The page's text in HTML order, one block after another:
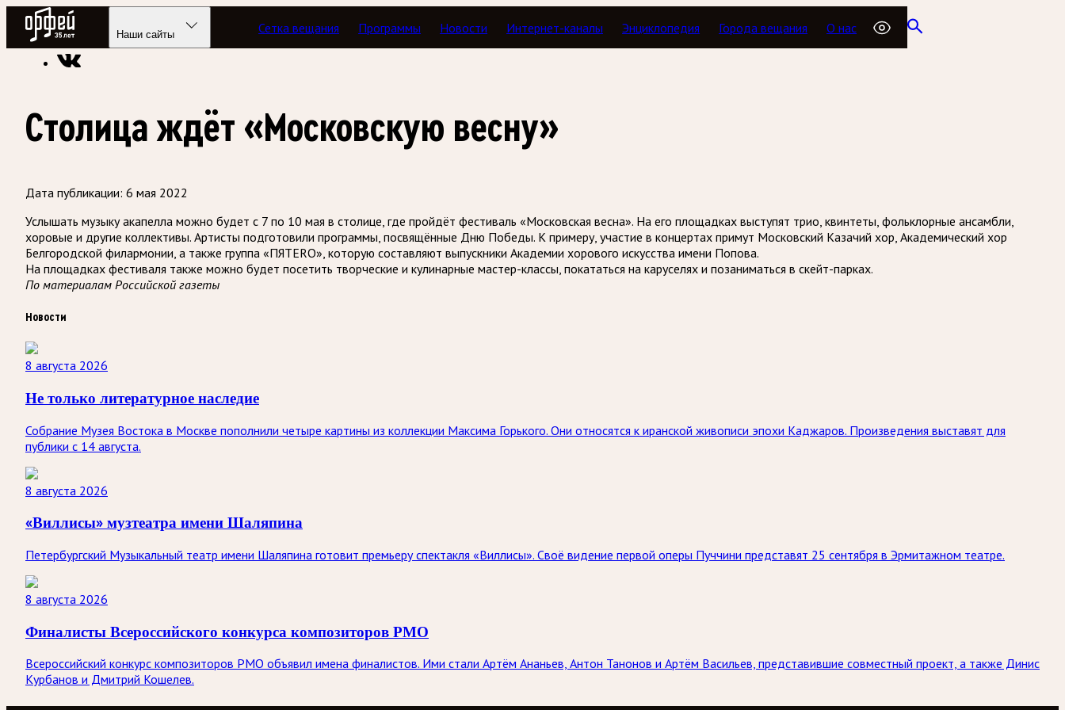
Радио Орфей
Наши сайты Сетка вещания Программы Новости Интернет-каналы Энциклопедия Города вещания О нас
Радио классической музыки «Орфей» Новости
Столица ждёт «Московскую весну»
Дата публикации: 6 мая 2022
Услышать музыку акапелла можно будет с 7 по 10 мая в столице, где пройдёт фестиваль «Московская весна». На его площадках выступят трио, квинтеты, фольклорные ансамбли,
хоровые и другие коллективы. Артисты подготовили программы, посвящённые Дню Победы. К примеру, участие в концертах примут Московский Казачий хор, Академический хор
Белгородской филармонии, а также группа «ПЯТЕRО», которую составляют выпускники Академии хорового искусства имени Попова.
На площадках фестиваля также можно будет посетить творческие и кулинарные мастер-классы, покататься на каруселях и позаниматься в скейт-парках.
По материалам Российской газеты
Новости
8 августа 2026
Не только литературное наследие
Собрание Музея Востока в Москве пополнили четыре картины из коллекции Максима Горького. Они относятся к иранской живописи эпохи Каджаров. Произведения выставят для
публики с 14 августа.
8 августа 2026
«Виллисы» музтеатра имени Шаляпина
Петербургский Музыкальный театр имени Шаляпина готовит премьеру спектакля «Виллисы». Своё видение первой оперы Пуччини представят 25 сентября в Эрмитажном театре.
8 августа 2026
Финалисты Всероссийского конкурса композиторов РМО
Всероссийский конкурс композиторов РМО объявил имена финалистов. Ими стали Артём Ананьев, Антон Танонов и Артём Васильев, представившие совместный проект, а также Динис
Курбанов и Дмитрий Кошелев.